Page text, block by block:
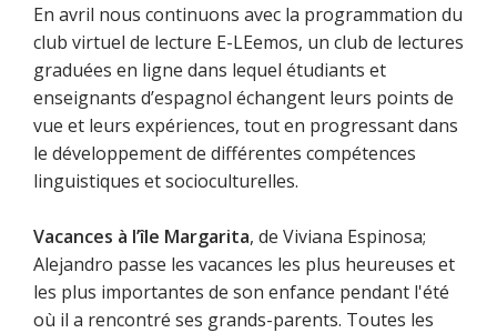
En avril nous continuons avec la programmation du
club virtuel de lecture E-LEemos, un club de lectures
graduées en ligne dans lequel étudiants et
enseignants d’espagnol échangent leurs points de
vue et leurs expériences, tout en progressant dans
le développement de différentes compétences
linguistiques et socioculturelles.
Vacances à l’île Margarita, de Viviana Espinosa;
Alejandro passe les vacances les plus heureuses et
les plus importantes de son enfance pendant l'été
où il a rencontré ses grands-parents. Toutes les